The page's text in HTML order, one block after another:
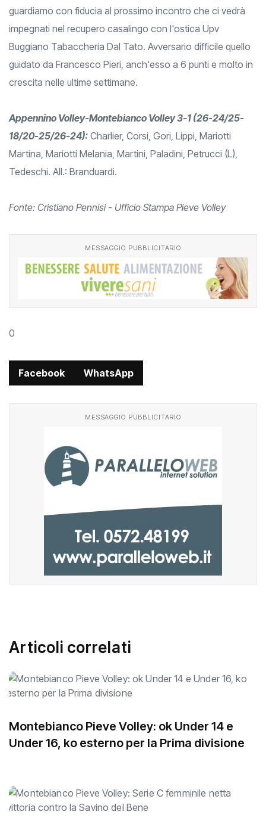
consueto entusiasmo tipico di questo inizio di stagione e
guardiamo con fiducia al prossimo incontro che ci vedrà
impegnati nel recupero casalingo con l'ostica Upv
Buggiano Tabaccheria Dal Tato. Avversario difficile quello
guidato da Francesco Pieri, anch'esso a 6 punti e molto in
Appennino Volley-Montebianco Volley 3-1 (26-24/25-
18/20-25/26-24):Charlier, Corsi, Gori, Lippi, Mariotti
Martina, Mariotti Melania, Martini, Paladini, Petrucci (L),
MESSAGGIO PUBBLICITARIO
Montebianco Pieve Volley: ok Under 14 e